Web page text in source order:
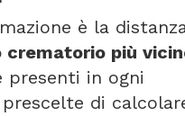
è la
crematorio più
presenti in ogni
di